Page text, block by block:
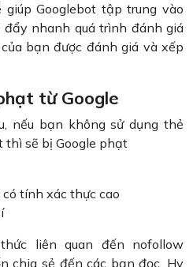
Googlebot tập trung vào
nhanh quá trình đánh giá
bạn được đánh giá và xếp
từ Google
nếu bạn không sử dụng thẻ
thì sẽ bị Google phạt
tính xác thực cao
liên quan đến nofollow
chia sẻ đến các bạn đọc. Hy